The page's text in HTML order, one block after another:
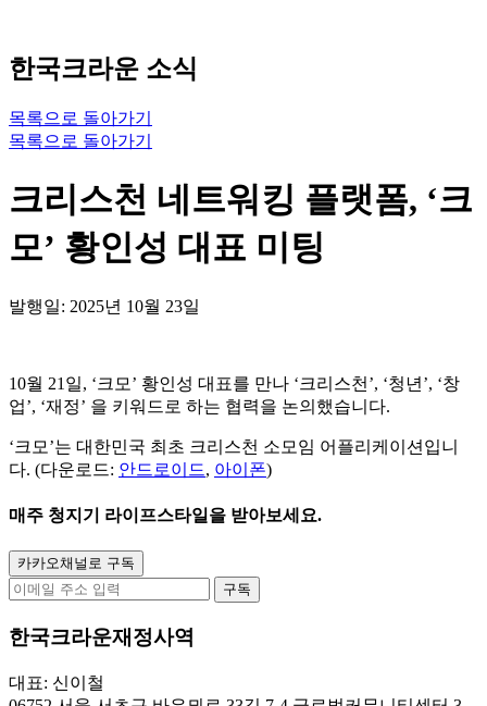
한국크라운 소식
목록으로 돌아가기
목록으로 돌아가기
크리스천 네트워킹 플랫폼, ‘크
모’ 황인성 대표 미팅
발행일: 2025년 10월 23일
10월 21일, ‘크모’ 황인성 대표를 만나 ‘크리스천’, ‘청년’, ‘창
업’, ‘재정’ 을 키워드로 하는 협력을 논의했습니다.
‘크모’는 대한민국 최초 크리스천 소모임 어플리케이션입니
다. (다운로드: 안드로이드, 아이폰)
매주 청지기 라이프스타일 을 받아보세요.
카카오채널로 구독
구독
한국크라운재정사역
대표: 신이철